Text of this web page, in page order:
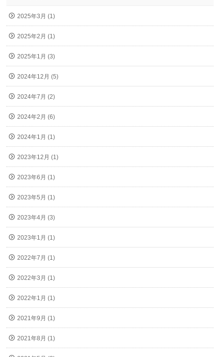
2025年3月 (1)
2025年2月 (1)
2025年1月 (3)
2024年12月 (5)
2024年7月 (2)
2024年2月 (6)
2024年1月 (1)
2023年12月 (1)
2023年6月 (1)
2023年5月 (1)
2023年4月 (3)
2023年1月 (1)
2022年7月 (1)
2022年3月 (1)
2022年1月 (1)
2021年9月 (1)
2021年8月 (1)